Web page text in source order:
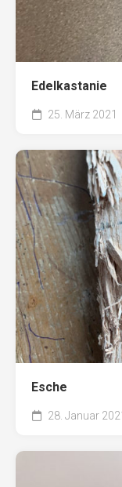
Edelkastanie
25. März 2021
Esche
28. Januar